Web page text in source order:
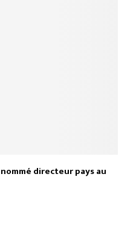
directeur pays au